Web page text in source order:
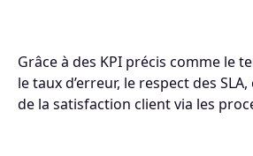
Grâce à des KPI précis comme le
le taux d’erreur, le respect des
de la satisfaction client via les